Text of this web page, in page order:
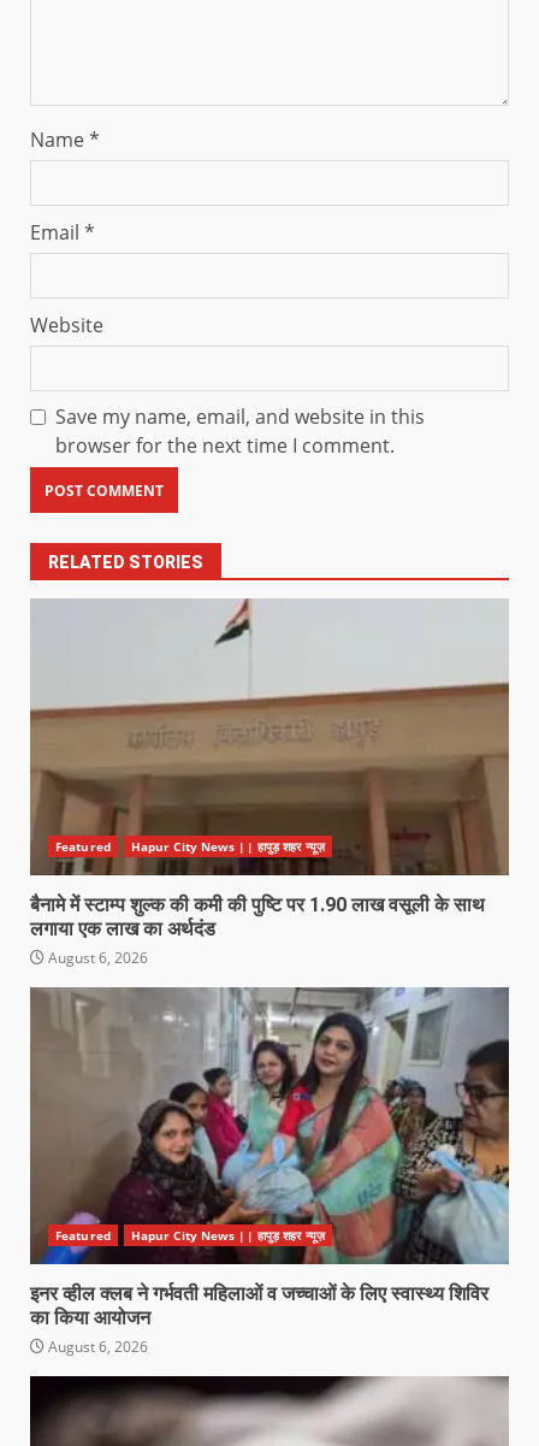
Name*
Email *
Website
Save my name, email, and website in this
browser for the next time I comment.
RELATED STORIES
Featured Hapur City News || हापुड़ शहर न्यूज़
बैनामे में स्टाम्प शुल्क की कमी की पुष्टि पर 1.90 लाख वसूली के साथ
लगाया एक लाख का अर्थदंड
August 6, 2026
Featured Hapur City News || हापुड़ शहर न्यूज़
इनर व्हील क्लब ने गर्भवती महिलाओं व जच्चाओं के लिए स्वास्थ्य शिविर
का किया आयोजन
August 6, 2026